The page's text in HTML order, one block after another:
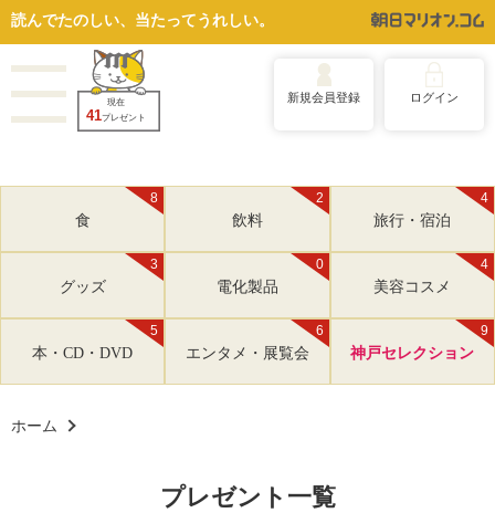
読んでたのしい、当たってうれしい。
現在
41プレゼント
新規会員登録 ログイン
8
食
2
飲料
4
旅行・宿泊
3
グッズ
0
電化製品
4
美容コスメ
5
本・CD・DVD
6
エンタメ・展覧会
9
神戸セレクション
ホーム
プレゼント一覧